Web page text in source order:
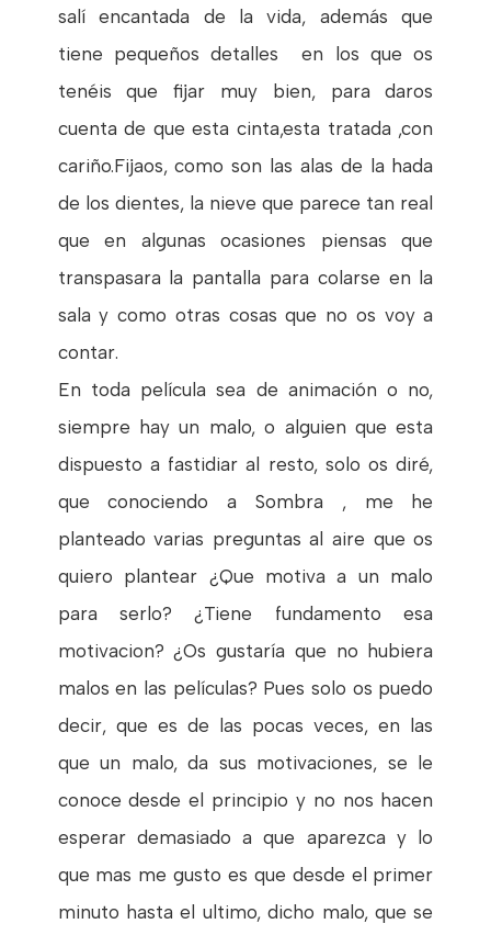
salí encantada de la vida, además que
tiene pequeños detalles en los que os
tenéis que fijar muy bien, para daros
cuenta de que esta cinta,esta tratada ,con
cariño.Fijaos, como son las alas de la hada
de los dientes, la nieve que parece tan real
que en algunas ocasiones piensas que
transpasara la pantalla para colarse en la
sala y como otras cosas que no os voy a
contar.
En toda película sea de animación o no,
siempre hay un malo, o alguien que esta
dispuesto a fastidiar al resto, solo os diré,
que conociendo a Sombra , me he
planteado varias preguntas al aire que os
quiero plantear ¿Que motiva a un malo
para serlo? ¿Tiene fundamento esa
motivacion? ¿Os gustaría que no hubiera
malos en las películas? Pues solo os puedo
decir, que es de las pocas veces, en las
que un malo, da sus motivaciones, se le
conoce desde el principio y no nos hacen
esperar demasiado a que aparezca y lo
que mas me gusto es que desde el primer
minuto hasta el ultimo, dicho malo, que se